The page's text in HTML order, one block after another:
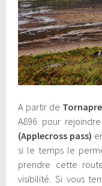
A partir de
A896 pour
(Applecross pass)
si le temps le
prendre cette
visibilité. Si vous